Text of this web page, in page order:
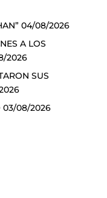
04/08/2026
A LOS
2026
SUS
03/08/2026